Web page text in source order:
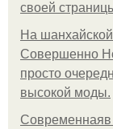
своей
На
Совершенно
просто
высокой моды.
Современнаяв